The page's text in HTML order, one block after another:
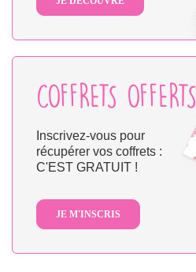
COFFRETS OFFERTS
Inscrivez-vous pour
récupérer vos coffrets :
C'EST GRATUIT !
JE M'INSCRIS